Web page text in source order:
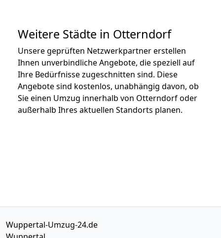
Weitere Städte in Otterndorf
Unsere geprüften Netzwerkpartner erstellen
Ihnen unverbindliche Angebote, die speziell auf
Ihre Bedürfnisse zugeschnitten sind. Diese
Angebote sind kostenlos, unabhängig davon, ob
Sie einen Umzug innerhalb von Otterndorf oder
außerhalb Ihres aktuellen Standorts planen.
Wuppertal-Umzug-24.de